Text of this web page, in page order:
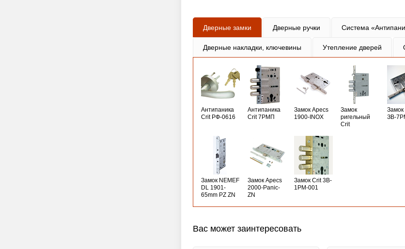
Дверные замки Дверные ручки Система
Дверные накладки, ключевины Утепление дверей
Антипаника
Crit РФ-0616
Антипаника
Crit 7РМП
Замок Apecs
1900-INOX
Замок
ригельный
Crit
Замок
ЗВ-
Замок NEMEF
DL 1901-
65mm PZ ZN
Замок Apecs
2000-Panic-
ZN
Замок Crit 3B-
1PM-001
Вас может заинтересовать